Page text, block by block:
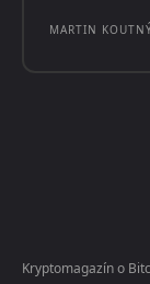
MARTIN
Kryptomagazín o